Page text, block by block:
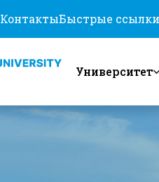
КонтактыБыстрые ссылки
Университет